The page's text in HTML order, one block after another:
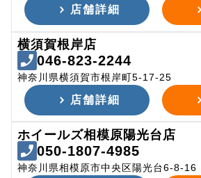
店舗詳細
横須賀根岸店
046-823-2244
神奈川県横須賀市根岸町5-17-25
店舗詳細
ホイールズ相模原陽光台店
050-1807-4985
神奈川県相模原市中央区陽光台6-8-16